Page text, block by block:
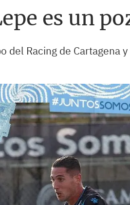
es un
del Racing de Cartagena